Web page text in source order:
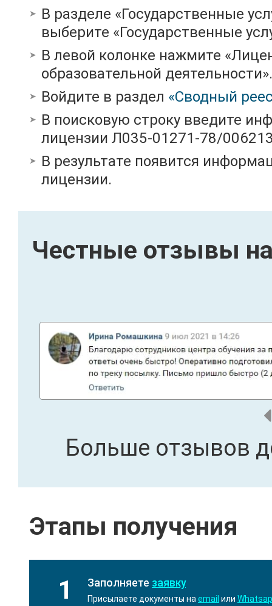
В разделе «Государственные
выберите «Государственные
В левой колонке нажмите
образовательной деятельности».
Войдите в раздел «Сводный
В поисковую строку введите
лицензии Л035-01271-78/
В результате появится
лицензии.
Честные отзывы
Больше отзывов
Этапы получения
1 Заполняете заявку
Присылаете документы на email или